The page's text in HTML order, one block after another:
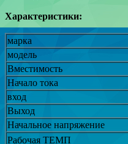
Характеристики:
марка
модель
Вместимость
Начало тока
вход
Выход
Начальное напряжение
Рабочая ТЕМП